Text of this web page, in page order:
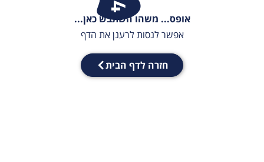
אופס... משהו השתבש כאן...
אפשר לנסות לרענן את הדף
חזרה לדף הבית